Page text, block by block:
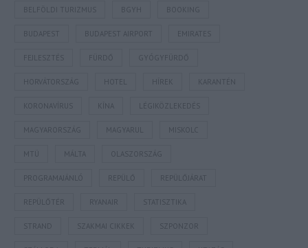
BELFÖLDI TURIZMUS BGYH BOOKING
BUDAPEST BUDAPEST AIRPORT EMIRATES
FEJLESZTÉS FÜRDŐ GYÓGYFÜRDŐ
HORVÁTORSZÁG HOTEL HÍREK KARANTÉN
KORONAVÍRUS KÍNA LÉGIKÖZLEKEDÉS
MAGYARORSZÁG MAGYARUL MISKOLC
MTÜ MÁLTA OLASZORSZÁG
PROGRAMAJÁNLÓ REPÜLŐ REPÜLŐJÁRAT
REPÜLŐTÉR RYANAIR STATISZTIKA
STRAND SZAKMAI CIKKEK SZPONZOR